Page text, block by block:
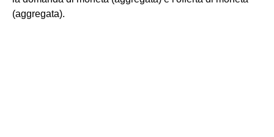
(aggregata).